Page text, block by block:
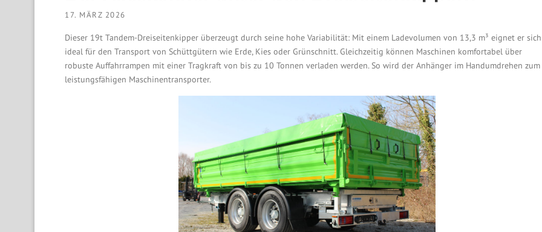
17. MÄRZ 2026
Dieser 19t Tandem-Dreiseitenkipper überzeugt durch seine hohe Variabilität: Mit einem Ladevolumen von 13,3 m³ eignet er sich
ideal für den Transport von Schüttgütern wie Erde, Kies oder Grünschnitt. Gleichzeitig können Maschinen komfortabel über
robuste Auffahrrampen mit einer Tragkraft von bis zu 10 Tonnen verladen werden. So wird der Anhänger im Handumdrehen zum
leistungsfähigen Maschinentransporter.